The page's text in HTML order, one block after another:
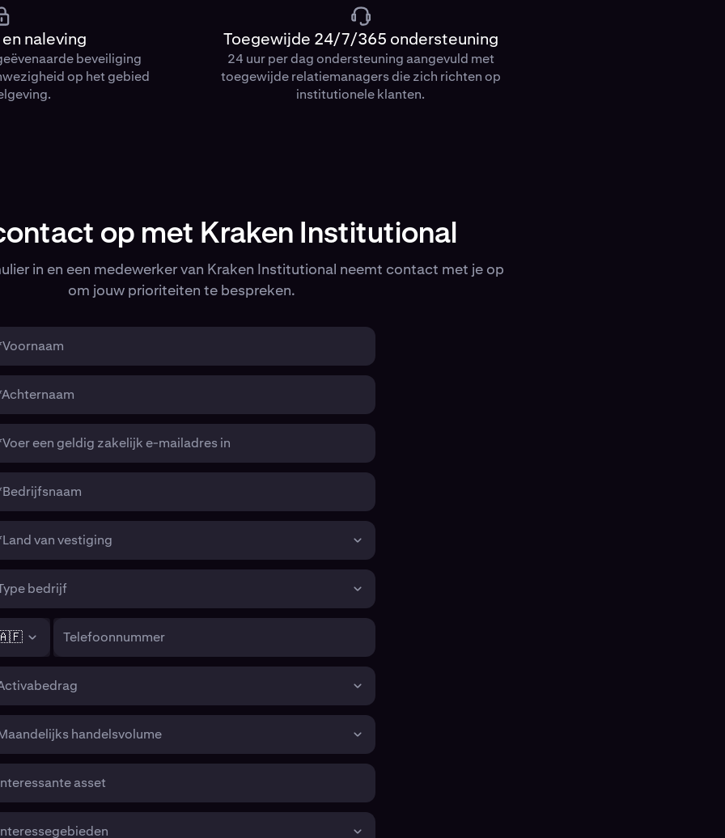
naleving
beveiliging
op het gebied
Toegewijde 24/7/365 ondersteuning
24 uur per dag ondersteuning aangevuld met
toegewijde relatiemanagers die zich richten op
institutionele klanten.
op met Kraken Institutional
in en een medewerker van Kraken Institutional neemt contact met je op
om jouw prioriteiten te bespreken.
een geldig zakelijk e-mailadres in
van vestiging
bedrijf
Telefoonnummer
handelsvolume
asset